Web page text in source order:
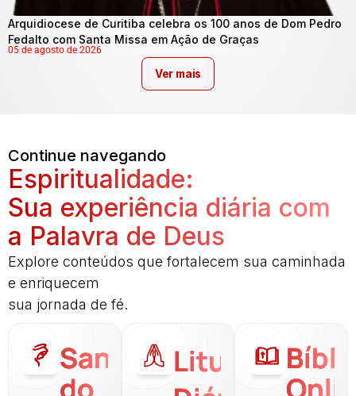
Arquidiocese de Curitiba celebra os 100 anos de Dom Pedro
Fedalto com Santa Missa em Ação de Graças
05 de agosto de 2026
Ver mais
Continue navegando
Espiritualidade:
Sua experiência diária com
a Palavra de Deus
Explore conteúdos que fortalecem sua caminhada
e enriquecem
sua jornada de fé.
Santo
Liturgia